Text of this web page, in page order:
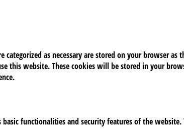
as necessary are stored on your browser as
this website. These cookies will be stored in your
functionalities and security features of the